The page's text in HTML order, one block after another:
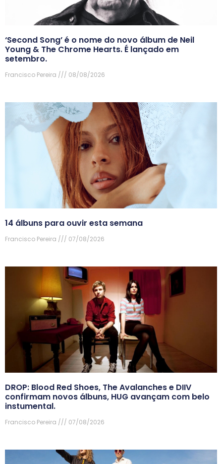
‘Second Song’ é o nome do novo álbum de Neil
Young & The Chrome Hearts. É lançado em
setembro.
Francisco Pereira 08/08/2026
14 álbuns para ouvir esta semana
Francisco Pereira 07/08/2026
DROP: Blood Red Shoes, The Avalanches e DIIV
confirmam novos álbuns, HUG avançam com belo
instumental.
Francisco Pereira 07/08/2026